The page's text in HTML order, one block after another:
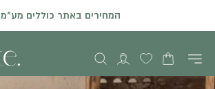
המחירים באתר כוללים מע"מ